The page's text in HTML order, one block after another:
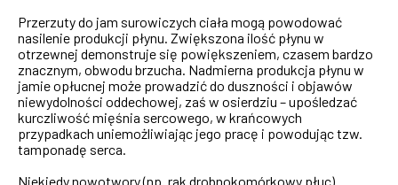
Przerzuty do jam surowiczych ciała mogą powodować
nasilenie produkcji płynu. Zwiększona ilość płynu w
otrzewnej demonstruje się powiększeniem, czasem bardzo
znacznym, obwodu brzucha. Nadmierna produkcja płynu w
jamie opłucnej może prowadzić do duszności i objawów
niewydolności oddechowej, zaś w osierdziu – upośledzać
kurczliwość mięśnia sercowego, w krańcowych
przypadkach uniemożliwiając jego pracę i powodując tzw.
tamponadę serca.
Niekiedy nowotwory (np. rak drobnokomórkowy płuc)